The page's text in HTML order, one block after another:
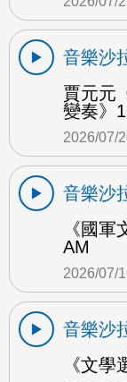
音樂沙
賈元元
變奏》
2026/07/
音樂沙
《國
AM
2026/07/
音樂沙
《文